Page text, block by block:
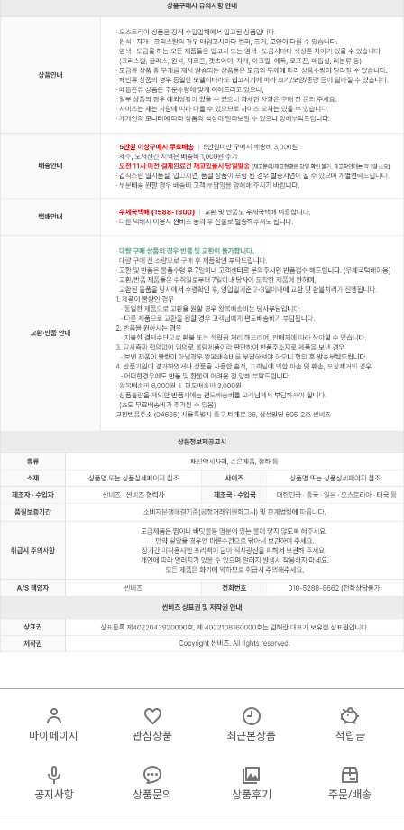
마이페이지 관심상품 최근본상품 적립금
공지사항 상품문의 상품후기 주문/배송